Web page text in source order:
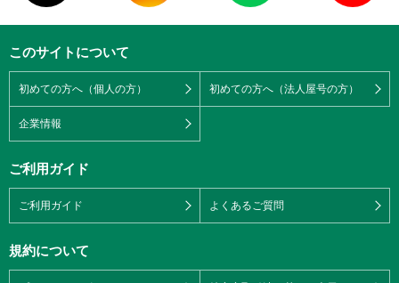
このサイトについて
初めての方へ（個人の方） 初めての方へ（法人屋号の方）
企業情報
ご利用ガイド
ご利用ガイド よくあるご質問
規約について